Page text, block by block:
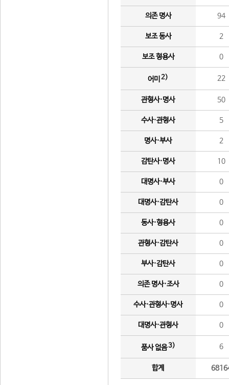
의존 명사 94
보조 동사 2
보조 형용사 0
어미 2) 22
관형사·명사 50
수사·관형사 5
명사·부사 2
감탄사·명사 10
대명사·부사 0
대명사·감탄사 0
동사·형용사 0
관형사·감탄사 0
부사·감탄사 0
의존 명사·조사 0
수사·관형사·명사 0
대명사·관형사 0
품사 없음3) 6
합계